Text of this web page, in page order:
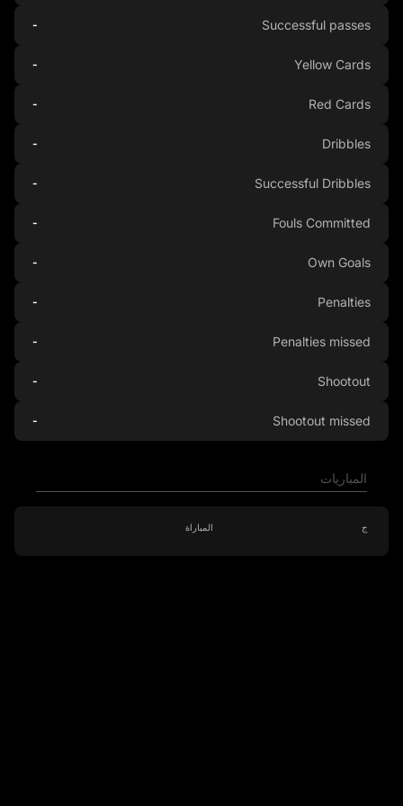
المباريات
ج المباراة
Successful passes
-
Yellow Cards
-
Red Cards
-
Dribbles
-
Successful Dribbles
-
Fouls Committed
-
Own Goals
-
Penalties
-
Penalties missed
-
Shootout
-
Shootout missed
-